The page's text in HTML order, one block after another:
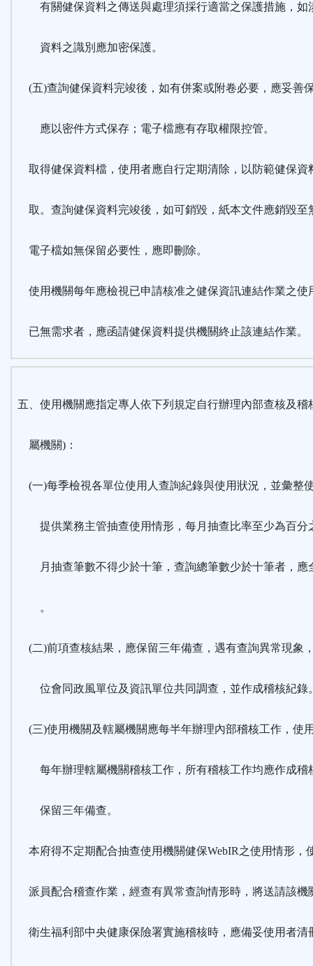
有關健保資料之傳送與處理須採行適當之保護措施，如
資料之識別應加密保護。
(五)查詢健保資料完竣後，如有併案或附卷必要，應妥善
應以密件方式保存；電子檔應有存取權限控管。
取得健保資料檔，使用者應自行定期清除，以防範健保資
取。查詢健保資料完竣後，如可銷毀，紙本文件應銷毀至
電子檔如無保留必要性，應即刪除。
使用機關每年應檢視已申請核准之健保資訊連結作業之使
已無需求者，應函請健保資料提供機關終止該連結作業。
五、使用機關應指定專人依下列規定自行辦理內部查核及稽
屬機關)：
(一)每季檢視各單位使用人查詢紀錄與使用狀況，並彙整
提供業務主管抽查使用情形，每月抽查比率至少為百分
月抽查筆數不得少於十筆，查詢總筆數少於十筆者，應
。
(二)前項查核結果，應保留三年備查，遇有查詢異常現象
位會同政風單位及資訊單位共同調查，並作成稽核紀錄
(三)使用機關及轄屬機關應每半年辦理內部稽核工作，使
每年辦理轄屬機關稽核工作，所有稽核工作均應作成稽
保留三年備查。
本府得不定期配合抽查使用機關健保WebIR之使用情形，
派員配合稽查作業，經查有異常查詢情形時，將送請該機
衛生福利部中央健康保險署實施稽核時，應備妥使用者清